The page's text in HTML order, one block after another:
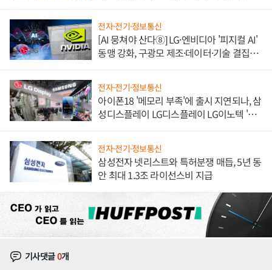
전자·전기·정보통신
[AI 뭉쳐야 산다⑧] LG·엔비디아 '피지컬 AI'
동맹 강화, 구광모 제조·데이터·기술 결집
전자·전기·정보통신
아이폰18 '메모리 부족'에 출시 지연되나, 삼
성디스플레이 LG디스플레이 LG이노텍 '탈
전자·전기·정보통신
삼성전자 넷리스트와 특허분쟁 매듭, 5년 동
안 최대 1.3조 라이선스비 지급
기사댓글0개